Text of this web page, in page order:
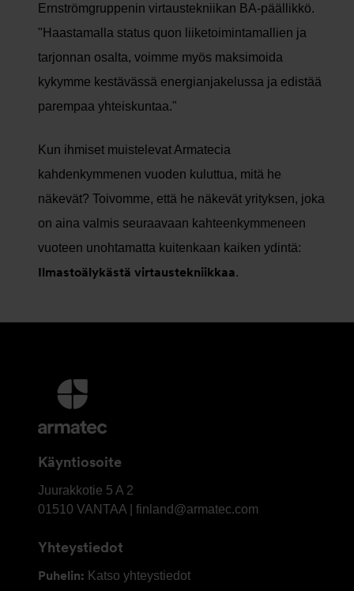
Ernströmgruppenin virtaustekniikan BA-päällikkö.
"Haastamalla status quon liiketoimintamallien ja
tarjonnan osalta, voimme myös maksimoida
kykymme kestävässä energianjakelussa ja edistää
parempaa yhteiskuntaa."
Kun ihmiset muistelevat Armatecia
kahdenkymmenen vuoden kuluttua, mitä he
näkevät? Toivomme, että he näkevät yrityksen, joka
on aina valmis seuraavaan kahteenkymmeneen
vuoteen unohtamatta kuitenkaan kaiken ydintä:
Ilmastoälykästä virtaustekniikkaa.
Lisätietoja
Yhteystiedot
Käyntiosoite
OY
Armatec
AB
Juurakkotie 5 A 2
01510 VANTAA | finland@armatec.com
Yhteystiedot
Puhelin: Katso yhteystiedot